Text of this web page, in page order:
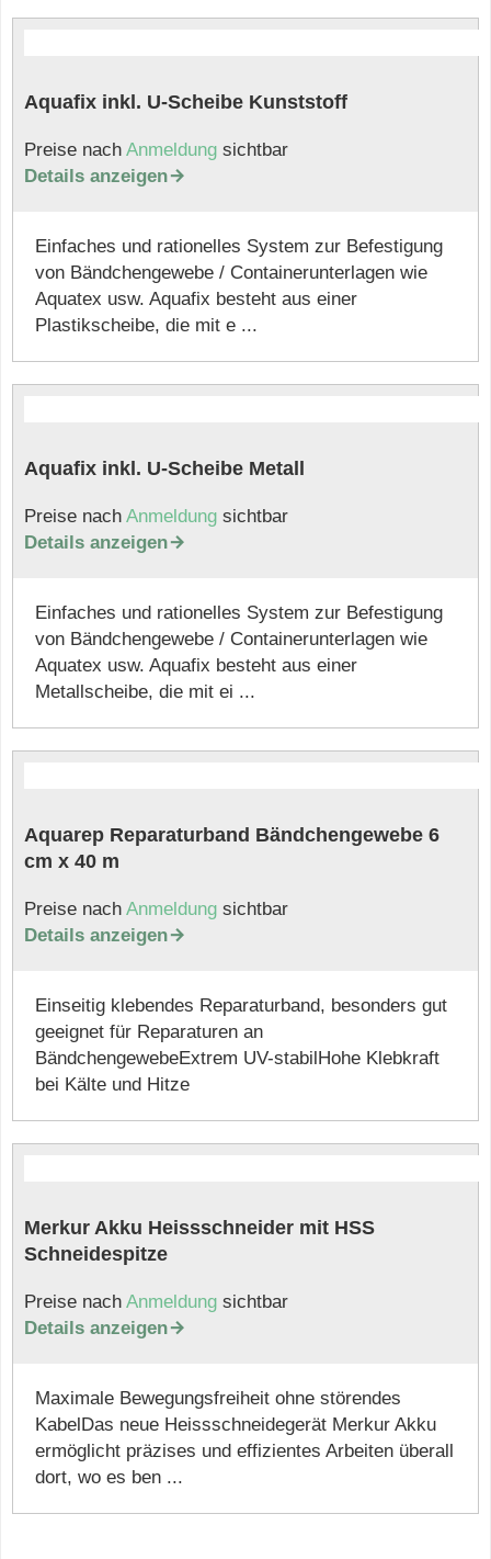
Aquafix inkl. U-Scheibe Kunststoff
Preise nach Anmeldung sichtbar
Details anzeigen
Einfaches und rationelles System zur Befestigung
von Bändchengewebe / Containerunterlagen wie
Aquatex usw. Aquafix besteht aus einer
Plastikscheibe, die mit e ...
Aquafix inkl. U-Scheibe Metall
Preise nach Anmeldung sichtbar
Details anzeigen
Einfaches und rationelles System zur Befestigung
von Bändchengewebe / Containerunterlagen wie
Aquatex usw. Aquafix besteht aus einer
Metallscheibe, die mit ei ...
Aquarep Reparaturband Bändchengewebe 6
cm x 40 m
Preise nach Anmeldung sichtbar
Details anzeigen
Einseitig klebendes Reparaturband, besonders gut
geeignet für Reparaturen an
BändchengewebeExtrem UV-stabilHohe Klebkraft
bei Kälte und Hitze
Merkur Akku Heissschneider mit HSS
Schneidespitze
Preise nach Anmeldung sichtbar
Details anzeigen
Maximale Bewegungsfreiheit ohne störendes
KabelDas neue Heissschneidegerät Merkur Akku
ermöglicht präzises und effizientes Arbeiten überall
dort, wo es ben ...